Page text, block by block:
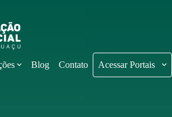
Blog Contato Acessar Portais